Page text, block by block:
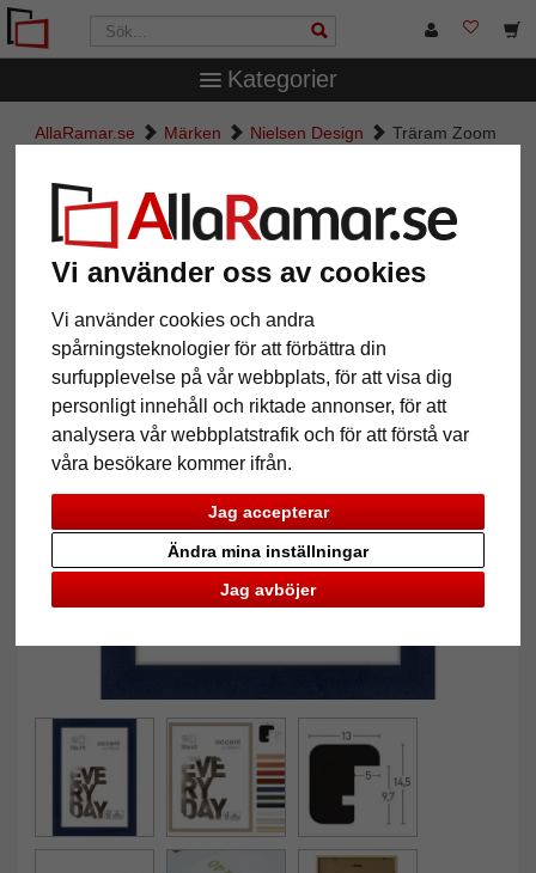
Vi använder oss av cookies
Vi använder cookies och andra
spårningsteknologier för att förbättra din
surfupplevelse på vår webbplats, för att visa dig
personligt innehåll och riktade annonser, för att
analysera vår webbplatstrafik och för att förstå var
våra besökare kommer ifrån.
Jag accepterar
Jag avböjer
Ändra mina inställningar
Kategorier
AllaRamar.se Märken Nielsen Design Träram Zoom
Träram Zoom
Tillbaka